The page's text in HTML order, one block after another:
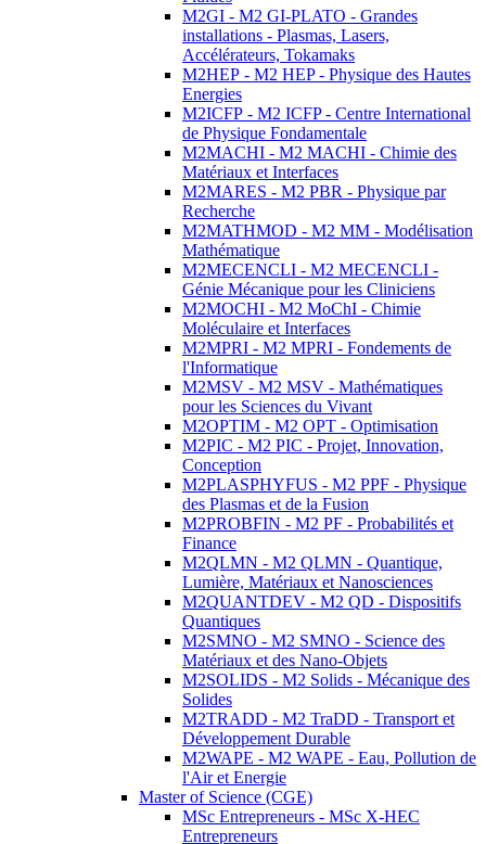
M2GI - M2 GI-PLATO - Grandes
installations - Plasmas, Lasers,
Accélérateurs, Tokamaks
M2HEP - M2 HEP - Physique des Hautes
Energies
M2ICFP - M2 ICFP - Centre International
de Physique Fondamentale
M2MACHI - M2 MACHI - Chimie des
Matériaux et Interfaces
M2MARES - M2 PBR - Physique par
Recherche
M2MATHMOD - M2 MM - Modélisation
Mathématique
M2MECENCLI - M2 MECENCLI -
Génie Mécanique pour les Cliniciens
M2MOCHI - M2 MoChI - Chimie
Moléculaire et Interfaces
M2MPRI - M2 MPRI - Fondements de
l'Informatique
M2MSV - M2 MSV - Mathématiques
pour les Sciences du Vivant
M2OPTIM - M2 OPT - Optimisation
M2PIC - M2 PIC - Projet, Innovation,
Conception
M2PLASPHYFUS - M2 PPF - Physique
des Plasmas et de la Fusion
M2PROBFIN - M2 PF - Probabilités et
Finance
M2QLMN - M2 QLMN - Quantique,
Lumière, Matériaux et Nanosciences
M2QUANTDEV - M2 QD - Dispositifs
Quantiques
M2SMNO - M2 SMNO - Science des
Matériaux et des Nano-Objets
M2SOLIDS - M2 Solids - Mécanique des
Solides
M2TRADD - M2 TraDD - Transport et
Développement Durable
M2WAPE - M2 WAPE - Eau, Pollution de
l'Air et Energie
Master of Science (CGE)
MSc Entrepreneurs - MSc X-HEC
Entrepreneurs